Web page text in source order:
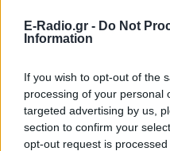
E-Radio.gr - Do Not
Information
If you wish to opt-out of the
processing of your personal
targeted advertising by us,
section to confirm your
opt-out request is
‑